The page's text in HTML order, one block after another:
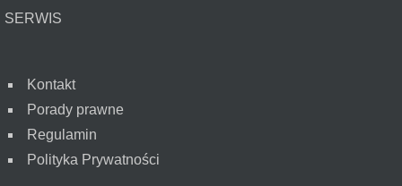
SERWIS
Kontakt
Porady prawne
Regulamin
Polityka Prywatności